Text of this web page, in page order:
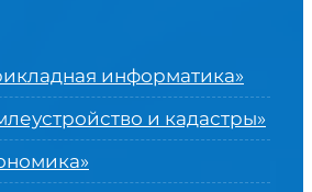
информатика»
и кадастры»